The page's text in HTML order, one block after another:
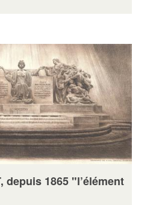
depuis 1865 "l’élément